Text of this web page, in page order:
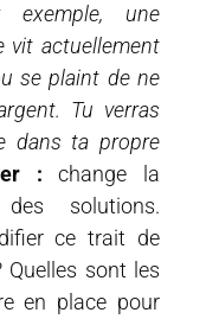
exemple, une
vit actuellement
se plaint de ne
Tu verras
dans ta propre
: change la
solutions.
ce trait de
Quelles sont les
en place pour